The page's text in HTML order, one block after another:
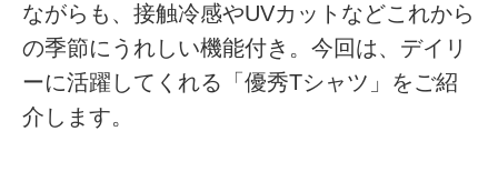
ながらも、接触冷感やUVカットなどこれから
の季節にうれしい機能付き。今回は、デイリ
ーに活躍してくれる「優秀Tシャツ」をご紹
介します。